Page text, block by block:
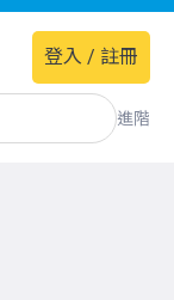
進階
登入 / 註冊